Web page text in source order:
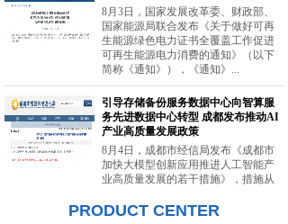
8月3日，国家发展改革委、财政部、
国家能源局联合发布《关于做好可再
生能源绿色电力证书全覆盖工作促进
可再生能源电力消费的通知》（以下
简称《通知》），《通知》...
引导存储备份服务数据中心向智算服
务先进数据中心转型 成都发布推动AI
产业高质量发展政策
8月4日，成都市经信局发布《成都市
加快大模型创新应用推进人工智能产
业高质量发展的若干措施》，措施从
力等方面提出20条举措。...
PRODUCT CENTER